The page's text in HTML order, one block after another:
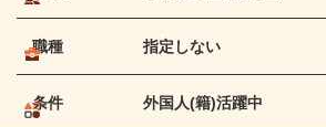
職種 指定しない
条件 外国人(籍)活躍中